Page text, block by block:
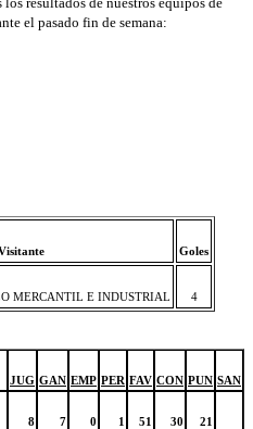
el pasado fin de semana:
Goles
MERCANTIL E INDUSTRIAL 4
JUG GAN EMP PER FAV CON PUN SAN
8 7 0 1 51 30 21